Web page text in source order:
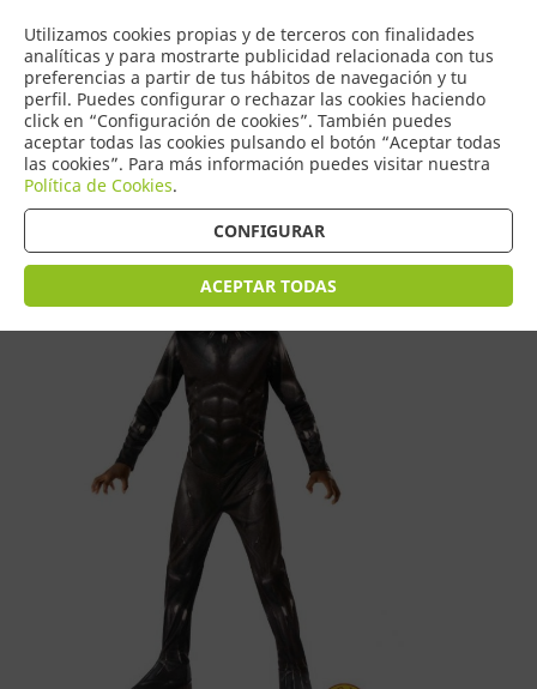
Utilizamos cookies propias y de terceros con finalidades
analíticas y para mostrarte publicidad relacionada con tus
preferencias a partir de tus hábitos de navegación y tu
perfil. Puedes configurar o rechazar las cookies haciendo
click en “Configuración de cookies”. También puedes
aceptar todas las cookies pulsando el botón “Aceptar todas
las cookies”. Para más información puedes visitar nuestra
Política de Cookies.
CONFIGURAR
ACEPTAR TODAS
0
COMERCIO
DE TORRIJOS
Tienda > Disfraces Infantiles